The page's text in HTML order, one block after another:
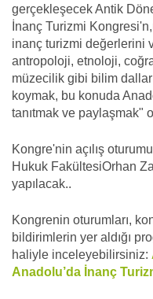
gerçekleşecek Antik
İnanç Turizmi
inanç turizmi değerlerini
antropoloji, etnoloji,
müzecilik gibi bilim
koymak, bu konuda
tanıtmak ve paylaşmak"
Kongre'nin açılış
Hukuk FakültesiOrhan
yapılacak..
Kongrenin oturumları,
bildirimlerin yer aldığı
haliyle inceleyebilirsiniz:
Anadolu’da İnanç